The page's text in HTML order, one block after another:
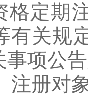
格定期
有关规
事项公
册对象